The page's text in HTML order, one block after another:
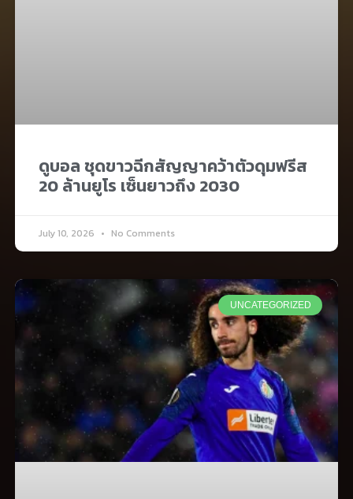
ดูบอล ชุดขาวฉีกสัญญาคว้าตัวดุมฟรีส
20 ล้านยูโร เซ็นยาวถึง 2030
July 10, 2026 No Comments
UNCATEGORIZED